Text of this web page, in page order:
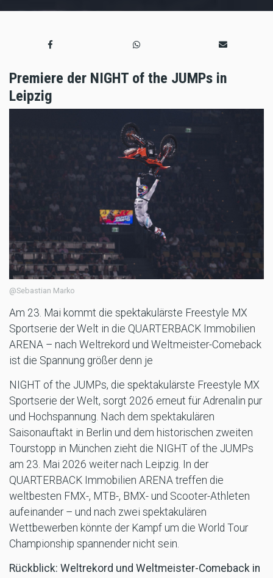
Premiere der NIGHT of the JUMPs in
Leipzig
@Sebastian Marko
Am 23. Mai kommt die spektakulärste Freestyle MX
Sportserie der Welt in die QUARTERBACK Immobilien
ARENA – nach Weltrekord und Weltmeister-Comeback
ist die Spannung größer denn je
NIGHT of the JUMPs, die spektakulärste Freestyle MX
Sportserie der Welt, sorgt 2026 erneut für Adrenalin pur
und Hochspannung. Nach dem spektakulären
Saisonauftakt in Berlin und dem historischen zweiten
Tourstopp in München zieht die NIGHT of the JUMPs
am 23. Mai 2026 weiter nach Leipzig. In der
QUARTERBACK Immobilien ARENA treffen die
weltbesten FMX-, MTB-, BMX- und Scooter-Athleten
aufeinander – und nach zwei spektakulären
Wettbewerben könnte der Kampf um die World Tour
Championship spannender nicht sein.
Rückblick: Weltrekord und Weltmeister-Comeback in